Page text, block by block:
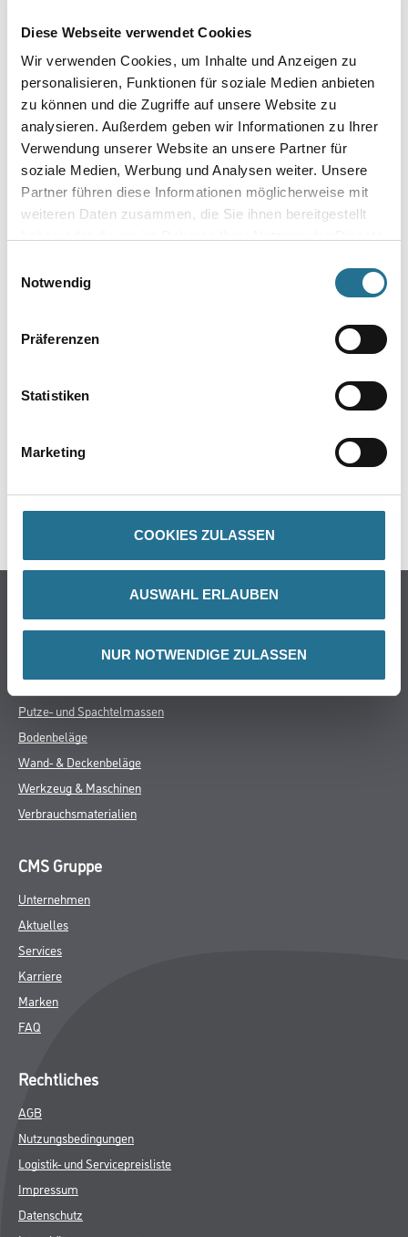
Diese Webseite verwendet Cookies
Wir verwenden Cookies, um Inhalte und Anzeigen zu
personalisieren, Funktionen für soziale Medien anbieten
zu können und die Zugriffe auf unsere Website zu
analysieren. Außerdem geben wir Informationen zu Ihrer
Verwendung unserer Website an unsere Partner für
soziale Medien, Werbung und Analysen weiter. Unsere
Partner führen diese Informationen möglicherweise mit
weiteren Daten zusammen, die Sie ihnen bereitgestellt
Notwendig
Präferenzen
Statistiken
Marketing
COOKIES ZULASSEN
AUSWAHL ERLAUBEN
NUR NOTWENDIGE ZULASSEN
Farbe
Trockenbau
Putze- und Spachtelmassen
Bodenbeläge
Wand- & Deckenbeläge
Werkzeug & Maschinen
Verbrauchsmaterialien
CMS Gruppe
Unternehmen
Aktuelles
Services
Karriere
Marken
FAQ
Rechtliches
AGB
Nutzungsbedingungen
Logistik- und Servicepreisliste
Impressum
Datenschutz